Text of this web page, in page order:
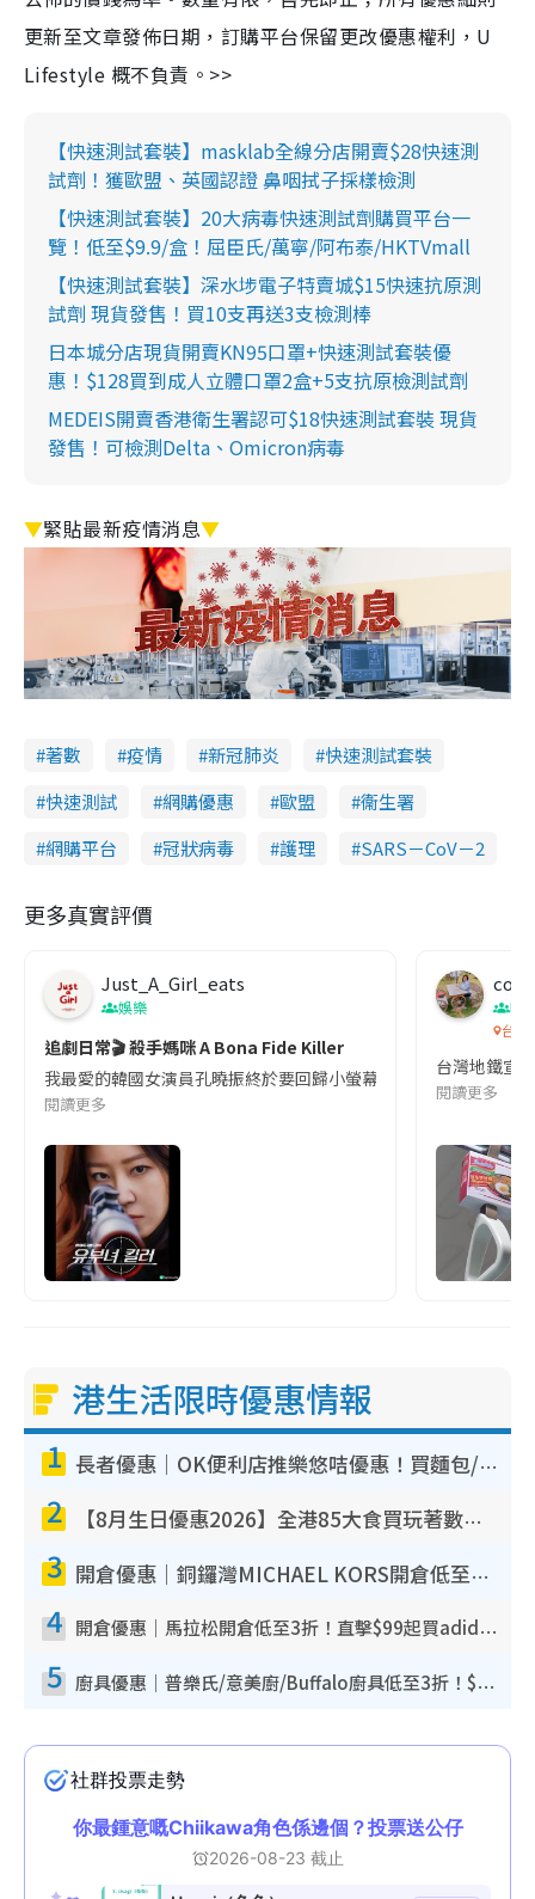
更新至文章發佈日期，訂購平台保留更改優惠權利，U
Lifestyle 概不負責。>>
【快速測試套裝】masklab全線分店開賣$28快速測
試劑！獲歐盟、英國認證 鼻咽拭子採樣檢測
【快速測試套裝】20大病毒快速測試劑購買平台一
覽！低至$9.9/盒！屈臣氏/萬寧/阿布泰/HKTVmall
【快速測試套裝】深水埗電子特賣城$15快速抗原測
試劑 現貨發售！買10支再送3支檢測棒
日本城分店現貨開賣KN95口罩+快速測試套裝優
惠！$128買到成人立體口罩2盒+5支抗原檢測試劑
MEDEIS開賣香港衛生署認可$18快速測試套裝 現貨
發售！可檢測Delta、Omicron病毒
▼緊貼最新疫情消息▼
著數 疫情 新冠肺炎
快速測試套裝
快速測試
網購優惠 歐盟
衞生署
網購平台
冠狀病毒 護理 SARS－CoV－2
更多真實評價
Just_A_Girl_eats
娛樂
追劇日常🎬 殺手媽咪 A Bona Fide Killer
我最愛的韓國女演員孔曉振終於要回歸小螢幕啦!這次的劇本改編
閱讀更多
co
吹
台灣
台灣地鐵宣
閱讀更多
港生活限時優惠情報
1 長者優惠｜OK便利店推樂悠咭優惠！買麵包/牛奶/保健品拍卡即減
2 【8月生日優惠2026】全港85大食買玩著數攻略 自助餐/火鍋放題同行免費＋誠品/DONKI送現金券
3 開倉優惠｜銅鑼灣MICHAEL KORS開倉低至17折！直擊$500起買手袋/銀包/鞋款 必買經典Jet Set系列
4 開倉優惠｜馬拉松開倉低至3折！直擊$99起買adidas／New Balance／Puma鞋款 STANLEY保溫杯劈價至$119起
5 廚具優惠｜普樂氏/意美廚/Buffalo廚具低至3折！$89起買煎鍋／炒鑊／個人鍋 同場小家電激減至$99起